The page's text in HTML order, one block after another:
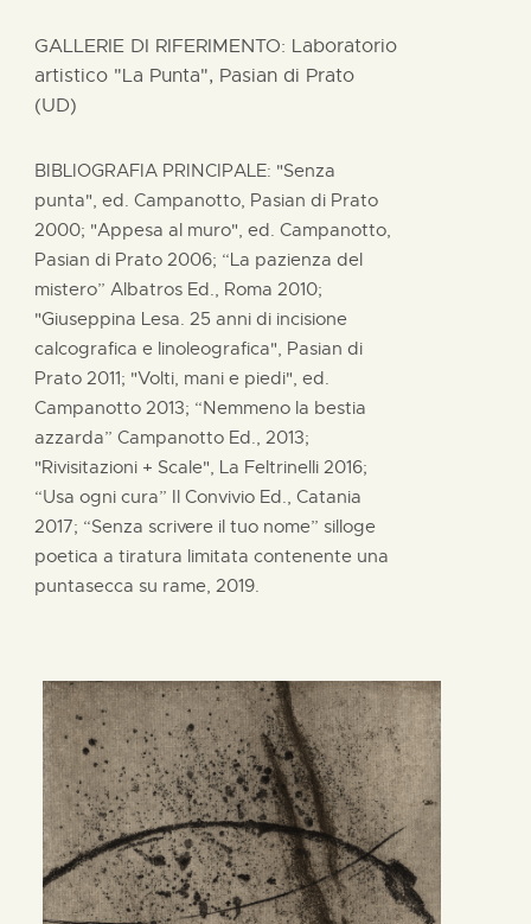
GALLERIE DI RIFERIMENTO: Laboratorio
artistico "La Punta", Pasian di Prato
(UD)
BIBLIOGRAFIA PRINCIPALE: "Senza
punta", ed. Campanotto, Pasian di Prato
2000; "Appesa al muro", ed. Campanotto,
Pasian di Prato 2006; “La pazienza del
mistero” Albatros Ed., Roma 2010;
"Giuseppina Lesa. 25 anni di incisione
calcografica e linoleografica", Pasian di
Prato 2011; "Volti, mani e piedi", ed.
Campanotto 2013; “Nemmeno la bestia
azzarda” Campanotto Ed., 2013;
"Rivisitazioni + Scale", La Feltrinelli 2016;
“Usa ogni cura” Il Convivio Ed., Catania
2017; “Senza scrivere il tuo nome” silloge
poetica a tiratura limitata contenente una
puntasecca su rame, 2019.